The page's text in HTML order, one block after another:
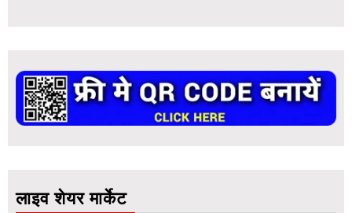
लाइव शेयर मार्केट